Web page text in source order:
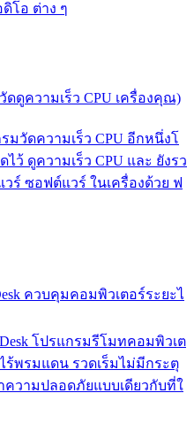
ดิโอ ต่าง ๆ
ดดูความเร็ว CPU เครื่องคุณ)
มวัดความเร็ว CPU อีกหนึ่งโ
ว้ ดูความเร็ว CPU และ ยังรว
ร์ ซอฟต์แวร์ ในเครื่องด้วย ฟ
ควบคุมคอมพิวเตอร์ระยะไ
โปรแกรมรีโมทคอมพิวเต
ร้พรมแดน รวดเร็มไม่มีกระตุ
วามปลอดภัยแบบเดียวกับที่ใ